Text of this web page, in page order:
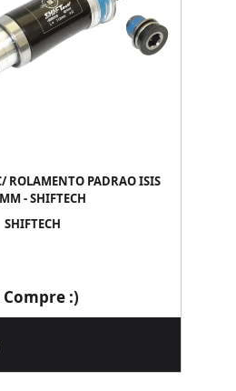
ROLAMENTO PADRAO ISIS
- SHIFTECH
SHIFTECH
Compre :)